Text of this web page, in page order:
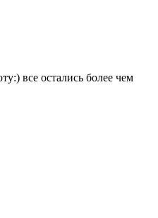
все остались более чем